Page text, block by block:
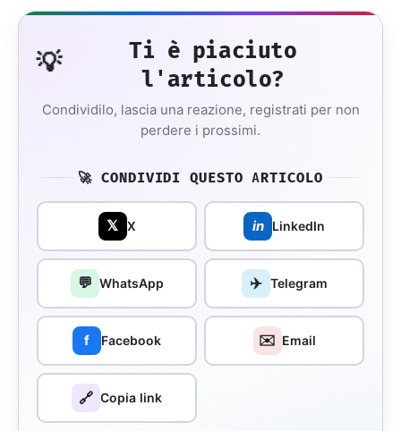
💡
Ti è piaciuto
l'articolo?
Condividilo, lascia una reazione, registrati per non
perdere i prossimi.
🚀 CONDIVIDI QUESTO ARTICOLO
𝕏 X in LinkedIn
💬 WhatsApp ✈️ Telegram
f Facebook ✉️ Email
🔗 Copia link